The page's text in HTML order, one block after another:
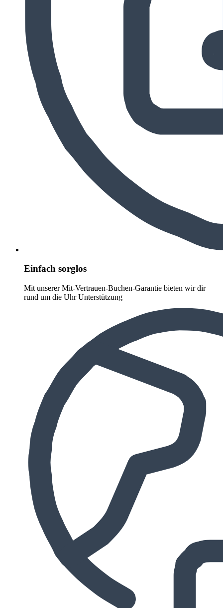
Einfach sorglos
Mit unserer Mit-Vertrauen-Buchen-Garantie bieten wir dir
rund um die Uhr Unterstützung